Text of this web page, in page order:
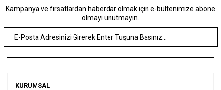
Kampanya ve fırsatlardan haberdar olmak için e-bültenimize abone
olmayı unutmayın.
KURUMSAL